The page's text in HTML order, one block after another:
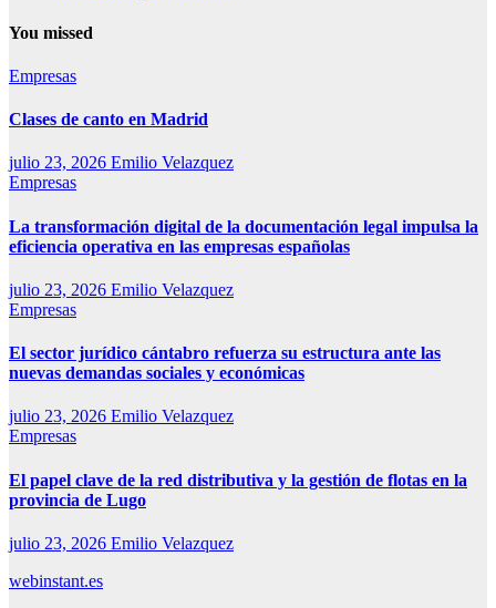
You missed
Empresas
Clases de canto en Madrid
julio 23, 2026 Emilio Velazquez
Empresas
La transformación digital de la documentación legal impulsa la
eficiencia operativa en las empresas españolas
julio 23, 2026 Emilio Velazquez
Empresas
El sector jurídico cántabro refuerza su estructura ante las
nuevas demandas sociales y económicas
julio 23, 2026 Emilio Velazquez
Empresas
El papel clave de la red distributiva y la gestión de flotas en la
provincia de Lugo
julio 23, 2026 Emilio Velazquez
webinstant.es